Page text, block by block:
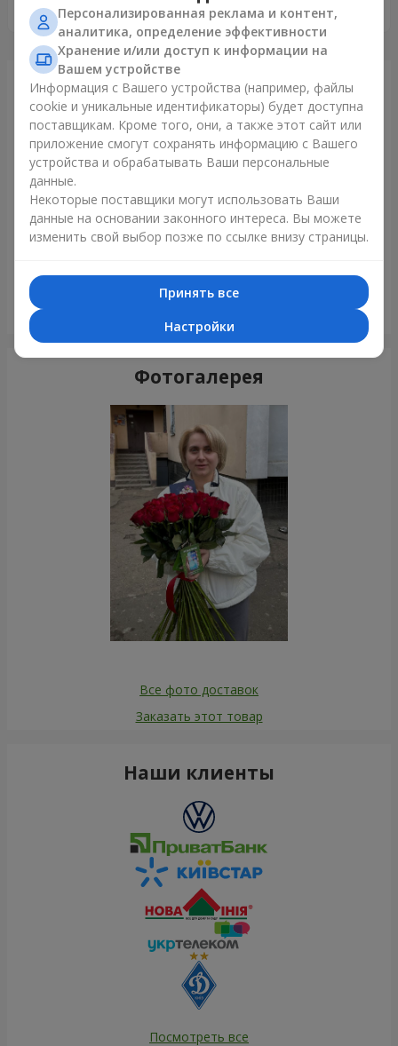
постоянных клиентов ?
Только что доставили
Букет "Сказка моей жизни"
Николаев
Фотогалерея
Все фото доставок
Заказать этот товар
Наши клиенты
Посмотреть все
Персонализированная реклама и контент,
аналитика, определение эффективности
Хранение и/или доступ к информации на
Вашем устройстве
Информация с Вашего устройства (например, файлы
cookie и уникальные идентификаторы) будет доступна
поставщикам. Кроме того, они, а также этот сайт или
приложение смогут сохранять информацию с Вашего
устройства и обрабатывать Ваши персональные
данные.
Некоторые поставщики могут использовать Ваши
данные на основании законного интереса. Вы можете
изменить свой выбор позже по ссылке внизу страницы.
Принять все
Настройки